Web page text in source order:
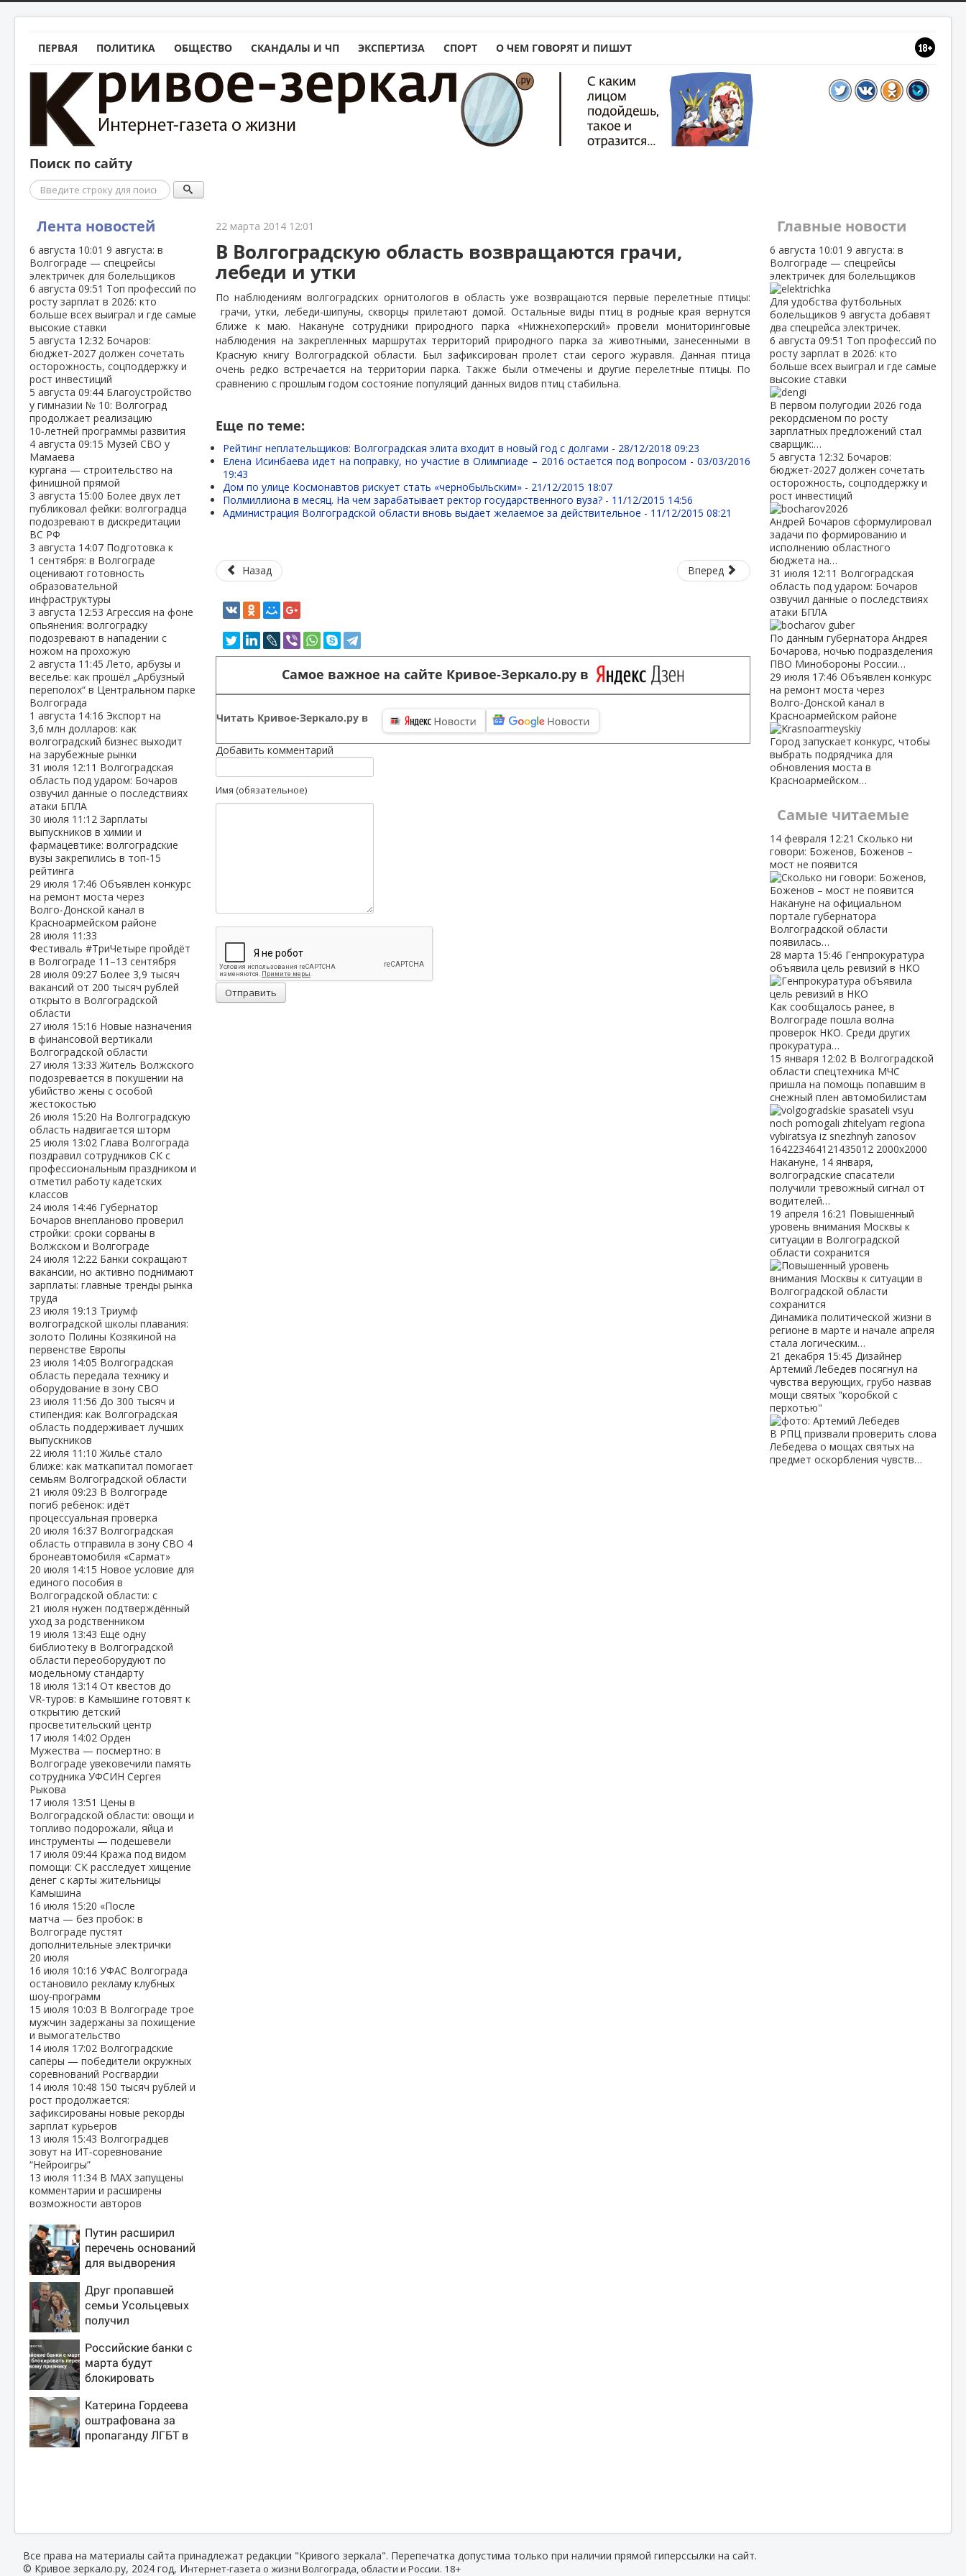
ПЕРВАЯ ПОЛИТИКА ОБЩЕСТВО СКАНДАЛЫ И ЧП ЭКСПЕРТИЗА СПОРТ О ЧЕМ ГОВОРЯТ И ПИШУТ
Поиск по сайту
Поиск
Лента новостей
6 августа 10:01 9 августа: в
Волгограде — спецрейсы
электричек для болельщиков
6 августа 09:51 Топ профессий по
росту зарплат в 2026: кто
больше всех выиграл и где самые
высокие ставки
5 августа 12:32 Бочаров:
бюджет‑2027 должен сочетать
осторожность, соцподдержку и
рост инвестиций
5 августа 09:44 Благоустройство
у гимназии № 10: Волгоград
продолжает реализацию
10‑летней программы развития
4 августа 09:15 Музей СВО у
Мамаева
кургана — строительство на
финишной прямой
3 августа 15:00 Более двух лет
публиковал фейки: волгоградца
подозревают в дискредитации
ВС РФ
3 августа 14:07 Подготовка к
1 сентября: в Волгограде
оценивают готовность
образовательной
инфраструктуры
3 августа 12:53 Агрессия на фоне
опьянения: волгоградку
подозревают в нападении с
ножом на прохожую
2 августа 11:45Лето, арбузы и
веселье: как прошёл „Арбузный
переполох“ в Центральном парке
Волгограда
1 августа 14:16 Экспорт на
3,6 млн долларов: как
волгоградский бизнес выходит
на зарубежные рынки
31 июля 12:11 Волгоградская
область под ударом: Бочаров
озвучил данные о последствиях
атаки БПЛА
30 июля 11:12 Зарплаты
выпускников в химии и
фармацевтике: волгоградские
вузы закрепились в топ‑15
рейтинга
29 июля 17:46 Объявлен конкурс
на ремонт моста через
Волго‑Донской канал в
Красноармейском районе
28 июля 11:33
Фестиваль #ТриЧетыре пройдёт
в Волгограде 11–13 сентября
28 июля 09:27 Более 3,9 тысяч
вакансий от 200 тысяч рублей
открыто в Волгоградской
области
27 июля 15:16 Новые назначения
в финансовой вертикали
Волгоградской области
27 июля 13:33Житель Волжского
подозревается в покушении на
убийство жены с особой
жестокостью
26 июля 15:20 На Волгоградскую
область надвигается шторм
25 июля 13:02 Глава Волгограда
поздравил сотрудников СК с
профессиональным праздником и
отметил работу кадетских
классов
24 июля 14:46 Губернатор
Бочаров внепланово проверил
стройки: сроки сорваны в
Волжском и Волгограде
24 июля 12:22 Банки сокращают
вакансии, но активно поднимают
зарплаты: главные тренды рынка
труда
23 июля 19:13 Триумф
волгоградской школы плавания:
золото Полины Козякиной на
первенстве Европы
23 июля 14:05 Волгоградская
область передала технику и
оборудование в зону СВО
23 июля 11:56 До 300 тысяч и
стипендия: как Волгоградская
область поддерживает лучших
выпускников
22 июля 11:10Жильё стало
ближе: как маткапитал помогает
семьям Волгоградской области
21 июля 09:23 В Волгограде
погиб ребёнок: идёт
процессуальная проверка
20 июля 16:37 Волгоградская
область отправила в зону СВО 4
бронеавтомобиля «Сармат»
20 июля 14:15 Новое условие для
единого пособия в
Волгоградской области: с
21 июля нужен подтверждённый
уход за родственником
19 июля 13:43 Ещё одну
библиотеку в Волгоградской
области переоборудуют по
модельному стандарту
18 июля 13:14 От квестов до
VR‑туров: в Камышине готовят к
открытию детский
просветительский центр
17 июля 14:02 Орден
Мужества — посмертно: в
Волгограде увековечили память
сотрудника УФСИН Сергея
Рыкова
17 июля 13:51 Цены в
Волгоградской области: овощи и
топливо подорожали, яйца и
инструменты — подешевели
17 июля 09:44 Кража под видом
помощи: СК расследует хищение
денег с карты жительницы
Камышина
16 июля 15:20 «После
матча — без пробок: в
Волгограде пустят
дополнительные электрички
20 июля
16 июля 10:16 УФАС Волгограда
остановило рекламу клубных
шоу‑программ
15 июля 10:03 В Волгограде трое
мужчин задержаны за похищение
и вымогательство
14 июля 17:02 Волгоградские
сапёры — победители окружных
соревнований Росгвардии
14 июля 10:48 150 тысяч рублей и
рост продолжается:
зафиксированы новые рекорды
зарплат курьеров
13 июля 15:43 Волгоградцев
зовут на ИТ‑соревнование
“Нейроигры”
13 июля 11:34 В МАХ запущены
комментарии и расширены
возможности авторов
Путин расширил
перечень оснований
для выдворения
Друг пропавшей
семьи Усольцевых
получил
них
Российские банки с
марта будут
блокировать
новому признаку
Катерина Гордеева
оштрафована за
пропаганду ЛГБТ в
22 марта 2014 12:01
В Волгоградскую область возвращаются грачи,
лебеди и утки
По наблюдениям волгоградских орнитологов в область уже возвращаются первые перелетные птицы:
грачи, утки, лебеди-шипуны, скворцы прилетают домой. Остальные виды птиц в родные края вернутся
ближе к маю. Накануне сотрудники природного парка «Нижнехоперский» провели мониторинговые
наблюдения на закрепленных маршрутах территорий природного парка за животными, занесенными в
Красную книгу Волгоградской области. Был зафиксирован пролет стаи серого журавля. Данная птица
очень редко встречается на территории парка. Также были отмечены и другие перелетные птицы. По
сравнению с прошлым годом состояние популяций данных видов птиц стабильна.
Еще по теме:
Рейтинг неплательщиков: Волгоградская элита входит в новый год с долгами - 28/12/2018 09:23
Елена Исинбаева идет на поправку, но участие в Олимпиаде – 2016 остается под вопросом - 03/03/2016
19:43
Дом по улице Космонавтов рискует стать «чернобыльским» - 21/12/2015 18:07
Полмиллиона в месяц. На чем зарабатывает ректор государственного вуза? - 11/12/2015 14:56
Администрация Волгоградской области вновь выдает желаемое за действительное - 11/12/2015 08:21
Назад Вперед
Самое важное на сайте Кривое-Зеркало.ру в
Читать Кривое-Зеркало.ру в
Добавить комментарий
Имя (обязательное)
Отправить
Главные новости
6 августа 10:01 9 августа: в
Волгограде — спецрейсы
электричек для болельщиков
Для удобства футбольных
болельщиков 9 августа добавят
два спецрейса электричек.
6 августа 09:51 Топ профессий по
росту зарплат в 2026: кто
больше всех выиграл и где самые
высокие ставки
В первом полугодии 2026 года
рекордсменом по росту
зарплатных предложений стал
сварщик:…
5 августа 12:32 Бочаров:
бюджет‑2027 должен сочетать
осторожность, соцподдержку и
рост инвестиций
Андрей Бочаров сформулировал
задачи по формированию и
исполнению областного
бюджета на…
31 июля 12:11 Волгоградская
область под ударом: Бочаров
озвучил данные о последствиях
атаки БПЛА
По данным губернатора Андрея
Бочарова, ночью подразделения
ПВО Минобороны России…
29 июля 17:46 Объявлен конкурс
на ремонт моста через
Волго‑Донской канал в
Красноармейском районе
Город запускает конкурс, чтобы
выбрать подрядчика для
обновления моста в
Красноармейском…
Самые читаемые
14 февраля 12:21 Сколько ни
говори: Боженов, Боженов –
мост не появится
Накануне на официальном
портале губернатора
Волгоградской области
появилась…
28 марта 15:46 Генпрокуратура
объявила цель ревизий в НКО
Как сообщалось ранее, в
Волгограде пошла волна
проверок НКО. Среди других
прокуратура…
15 января 12:02 В Волгоградской
области спецтехника МЧС
пришла на помощь попавшим в
снежный плен автомобилистам
Накануне, 14 января,
волгоградские спасатели
получили тревожный сигнал от
водителей…
19 апреля 16:21 Повышенный
уровень внимания Москвы к
ситуации в Волгоградской
области сохранится
Динамика политической жизни в
регионе в марте и начале апреля
стала логическим…
21 декабря 15:45 Дизайнер
Артемий Лебедев посягнул на
чувства верующих, грубо назвав
мощи святых "коробкой с
перхотью"
В РПЦ призвали проверить слова
Лебедева о мощах святых на
предмет оскорбления чувств…
Все права на материалы сайта принадлежат редакции "Кривого зеркала". Перепечатка допустима только при наличии прямой гиперссылки на сайт.
© Кривое зеркало.ру, 2024 год, Интернет-газета о жизни Волгограда, области и России. 18+